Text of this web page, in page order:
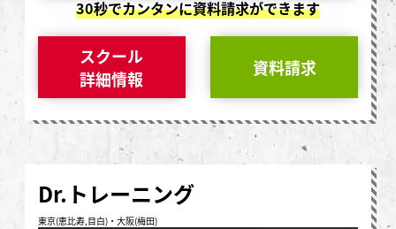
30秒でカンタンに資料請求ができます
スクール
詳細情報
資料請求
Dr.トレーニング
東京(恵比寿,目白)・大阪(梅田)